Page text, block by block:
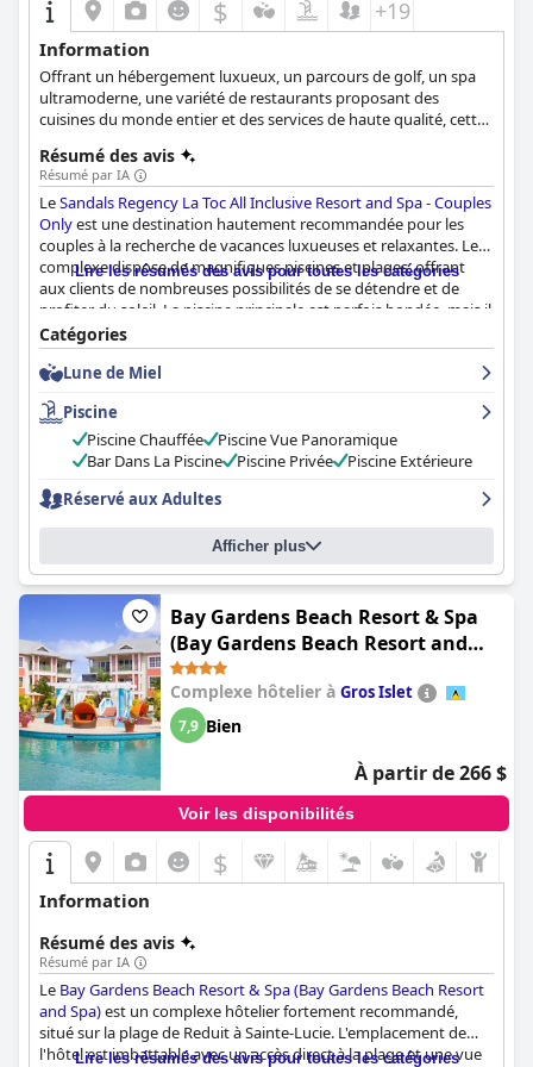
$ +19
Information
Offrant un hébergement luxueux, un parcours de golf, un spa
ultramoderne, une variété de restaurants proposant des
cuisines du monde entier et des services de haute qualité, cette
escapade des plus relaxantes et luxueuses.
Résumé des avis
Résumé par IA
LeSandals Regency La Toc All Inclusive Resort and Spa - Couples
Onlyest une destination hautement recommandée pour les
couples à la recherche de vacances luxueuses et relaxantes. Le
complexe dispose de magnifiques piscines et plages, offrant
aux clients de nombreuses possibilités de se détendre et de
profiter du soleil. La piscine principale est parfois bondée, mais il
existe une deuxième option qui offre une vue imprenable.
L'espace piscine offre des sièges confortables, bien que certains
clients aient signalé qu'il pouvait être glissant. Les majordomes
réservent certaines des meilleures chaises en début de journée,
mais les plages sont encore spectaculaires avec des vagues
agressives. Le cadre de la plage est tout simplement magnifique
et les clients ne peuvent s'empêcher d'être séduits. Le personnel
clients qui ne sont pas des majordomes, mais cela ne nuit pas à
l'expérience globale.
Lire les résumés des avis pour toutes les catégories
Catégories
Lune de Miel
Piscine
Piscine Chauffée
Piscine Vue Panoramique
Bar Dans La Piscine
Piscine Privée
Piscine Extérieure
Réservé aux Adultes
Afficher plus
Bay Gardens Beach Resort & Spa
(Bay Gardens Beach Resort and
Spa)
Complexe hôtelier à Gros Islet
7,9 Bien
À partir de 266 $
Voir les disponibilités
$
Information
Résumé des avis
Résumé par IA
Le Bay Gardens Beach Resort & Spa (Bay Gardens Beach Resort
and Spa)est un complexe hôtelier fortement recommandé,
situé sur la plage de Reduit à Sainte-Lucie. L'emplacement de
l'hôtel est imbattable avec un accès direct à la plage et une vue
Lire les résumés des avis pour toutes les catégories